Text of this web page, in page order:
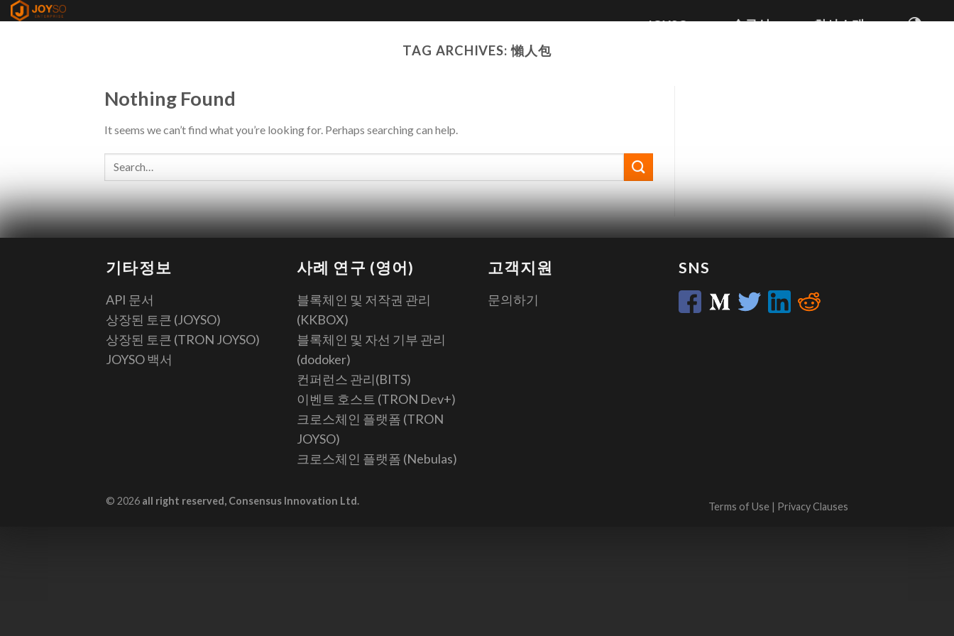
Skip
JOYSO 솔루션 회사소개
TAG ARCHIVES:懶人包
Nothing Found
It seems we can’t find what you’re looking for. Perhaps searching can help.
기타정보
API 문서
상장된 토큰 (JOYSO)
상장된 토큰 (TRON JOYSO)
JOYSO 백서
사례 연구 (영어)
블록체인 및 저작권 관리
(KKBOX)
블록체인 및 자선 기부 관리
(dodoker)
컨퍼런스 관리(BITS)
이벤트 호스트 (TRON Dev+)
크로스체인 플랫폼 (TRON
JOYSO)
크로스체인 플랫폼 (Nebulas)
고객지원
문의하기
SNS
Terms of Use | Privacy Clauses
© 2026 all right reserved, Consensus Innovation Ltd.